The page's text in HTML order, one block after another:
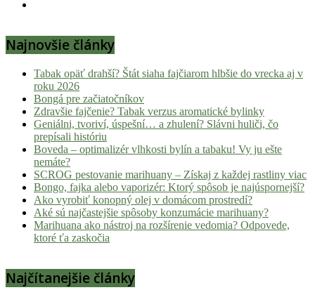
Najnovšie články
Tabak opäť drahší? Štát siaha fajčiarom hlbšie do vrecka aj v
roku 2026
Bongá pre začiatočníkov
Zdravšie fajčenie? Tabak verzus aromatické bylinky
Geniálni, tvoriví, úspešní… a zhulení? Slávni huliči, čo
prepísali históriu
Boveda – optimalizér vlhkosti bylín a tabaku! Vy ju ešte
nemáte?
SCROG pestovanie marihuany – Získaj z každej rastliny viac
Bongo, fajka alebo vaporizér: Ktorý spôsob je najúspornejší?
Ako vyrobiť konopný olej v domácom prostredí?
Aké sú najčastejšie spôsoby konzumácie marihuany?
Marihuana ako nástroj na rozšírenie vedomia? Odpovede,
ktoré ťa zaskočia
Najčítanejšie články